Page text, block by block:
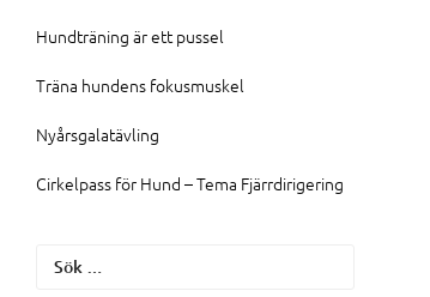
Hundträning är ett pussel
Träna hundens fokusmuskel
Nyårsgalatävling
Cirkelpass för Hund – Tema Fjärrdirigering
Sök